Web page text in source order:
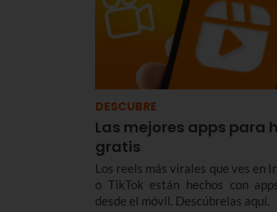
DESCUBRE
Las mejores apps para
gratis
Los reels más virales que ves en
o TikTok están hechos con
desde el móvil. Descúbrelas aquí.